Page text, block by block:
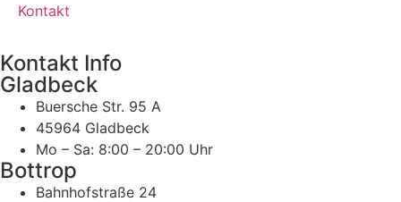
Kontakt
Kontakt Info
Gladbeck
Buersche Str. 95 A
45964 Gladbeck
Mo – Sa: 8:00 – 20:00 Uhr
Bottrop
Bahnhofstraße 24